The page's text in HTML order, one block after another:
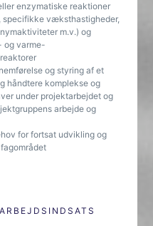
enzymatiske reaktioner
specifikke væksthastigheder,
m.v.) og
og varme-
og styring af et
håndtere komplekse og
under projektarbejdet og
arbejde og
for fortsat udvikling og